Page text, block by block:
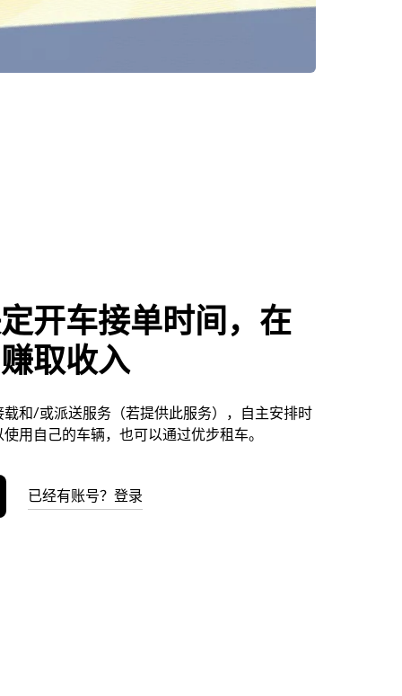
开车接单时间，在
取收入
载和/或派送服务（若提供此服务），自主安排时
用自己的车辆，也可以通过优步租车。
已经有账号？登录